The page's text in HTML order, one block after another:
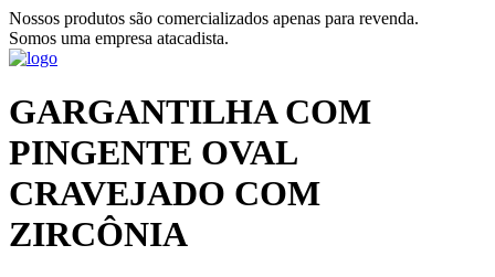
Nossos produtos são comercializados apenas para revenda.
Somos uma empresa atacadista.
GARGANTILHA COM
PINGENTE OVAL
CRAVEJADO COM
ZIRCÔNIA